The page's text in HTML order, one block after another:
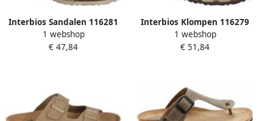
Interbios Sandalen 116281
1 webshop
€ 47,84
Interbios Klompen 116279
1 webshop
€ 51,84